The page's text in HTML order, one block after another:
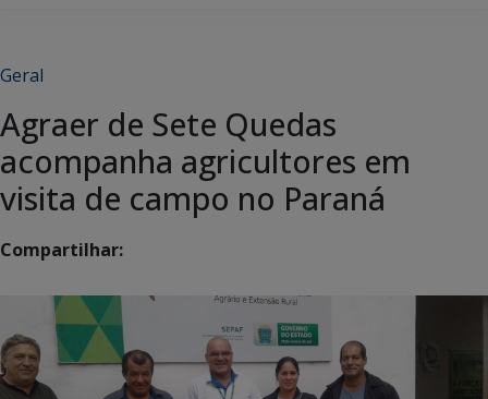
Geral
Agraer de Sete Quedas
acompanha agricultores em
visita de campo no Paraná
Compartilhar: